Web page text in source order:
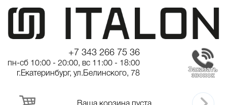
+7 343 266 75 36
пн-сб 10:00 - 20:00, вс 11:00 - 18:00
г.Екатеринбург, ул.Белинского, 78